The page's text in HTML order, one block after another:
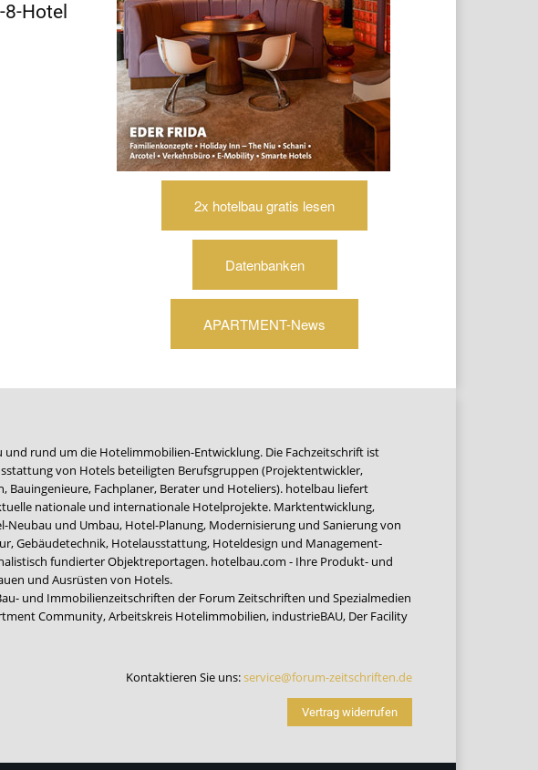
Hotel
2x hotelbau gratis lesen
Datenbanken
APARTMENT-News
rund um die Hotelimmobilien-Entwicklung. Die Fachzeitschrift ist
von Hotels beteiligten Berufsgruppen (Projektentwickler,
Fachplaner, Berater und Hoteliers). hotelbau liefert
nationale und internationale Hotelprojekte. Marktentwicklung,
und Umbau, Hotel-Planung, Modernisierung und Sanierung von
Gebäudetechnik, Hotelausstattung, Hoteldesign und Management-
fundierter Objektreportagen. hotelbau.com - Ihre Produkt- und
und Ausrüsten von Hotels.
und Immobilienzeitschriften der Forum Zeitschriften und Spezialmedien
Community,Arbeitskreis Hotelimmobilien, industrieBAU, Der Facility
Kontaktieren Sie uns:service@forum-zeitschriften.de
Vertrag widerrufen